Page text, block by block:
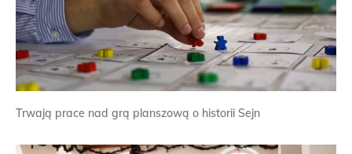
Trwają prace nad grą planszową o historii Sejn